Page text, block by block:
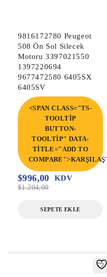
9816172780 Peugeot
508 Ön Sol Silecek
Motoru 3397021550
1397220694
9677472580 6405SX
6405SV
<SPAN CLASS="TS-
TOOLTIP
BUTTON-
TOOLTIP" DATA-
TITLE="ADD TO
$1.204,00
$996,00 KDV
SEPETE EKLE